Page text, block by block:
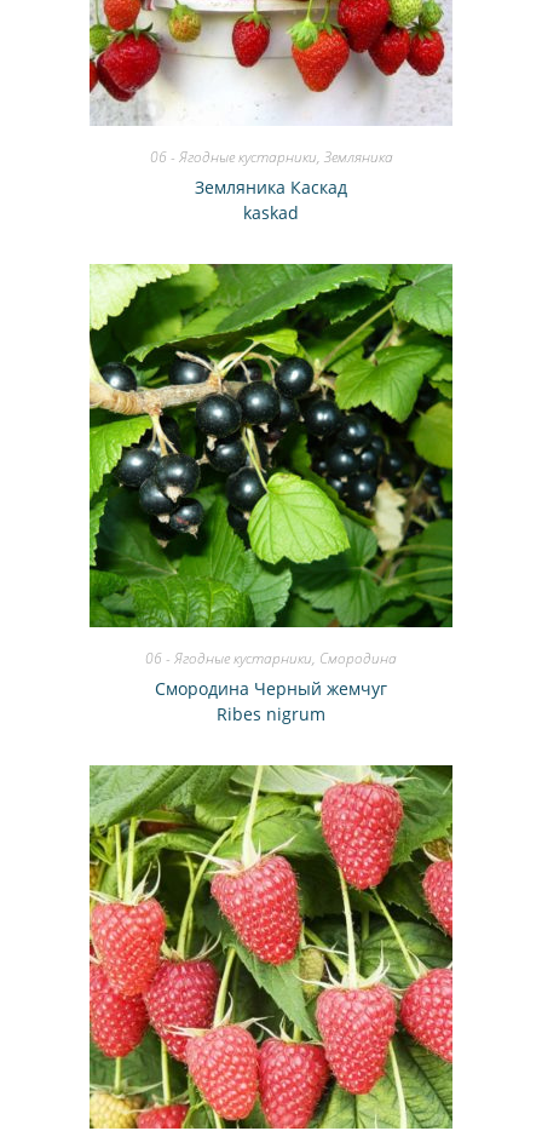
06 - Ягодные кустарники, Земляника
Земляника Каскад
kaskad
06 - Ягодные кустарники, Смородина
Смородина Черный жемчуг
Ribes nigrum